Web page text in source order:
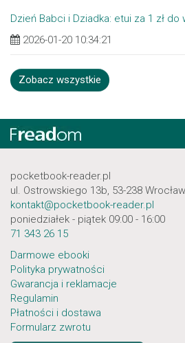
Dzień Babci i Dziadka: etui za 1 zł
2026-01-20 10:34:21
Zobacz wszystkie
pocketbook-reader.pl
ul. Ostrowskiego 13b, 53-238 Wrocław
kontakt@pocketbook-reader.pl
poniedziałek - piątek 09:00 - 16:00
71 343 26 15
Darmowe ebooki
Polityka prywatności
Gwarancja i reklamacje
Regulamin
Płatności i dostawa
Formularz zwrotu